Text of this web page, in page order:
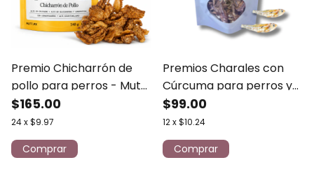
Premio Chicharrón de
pollo para perros - Mutt
140g
$165.00
24x$9.97
Premios Charales con
Cúrcuma para perros y
gatos - Dogger 35 gr
$99.00
12x$10.24